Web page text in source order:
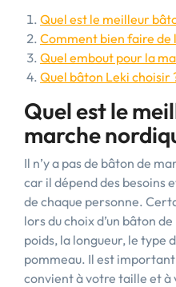
Quel est le meilleur
Comment bien faire de
Quel embout pour la
Quel bâton Leki choisir
Quel est le
marche
Il n’y a pas de bâton de
car il dépend des besoins
de chaque personne.
lors du choix d’un bâton
poids, la longueur, le type
pommeau. Il est
convient à votre taille et à